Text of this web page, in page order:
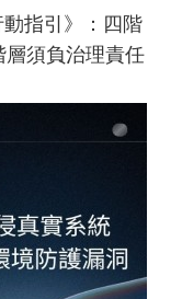
指引》：四階
須負治理責任